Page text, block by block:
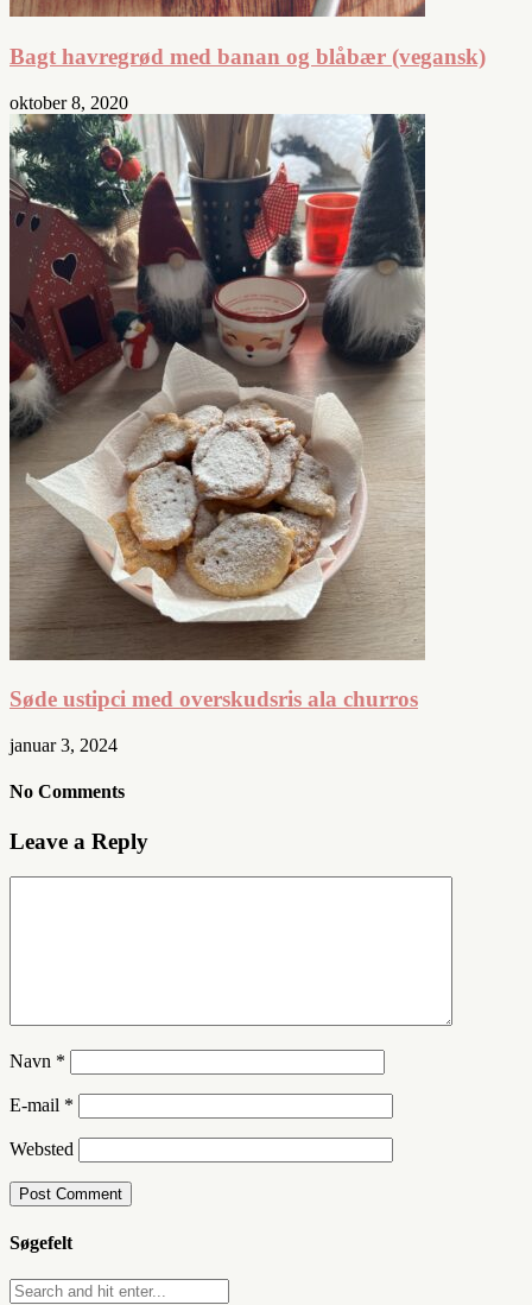
Bagt havregrød med banan og blåbær (vegansk)
oktober 8, 2020
Søde ustipci med overskudsris ala churros
januar 3, 2024
No Comments
Leave a Reply
Navn *
E-mail *
Websted
Søgefelt